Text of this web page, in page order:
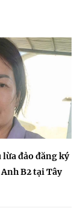
đảo đăng ký
B2 tại Tây